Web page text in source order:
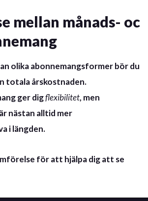
mellan månads- oc
olika abonnemangsformer bör du
totala årskostnaden.
ger digflexibilitet, men
nästan alltid mer
i längden.
för att hjälpa dig att se